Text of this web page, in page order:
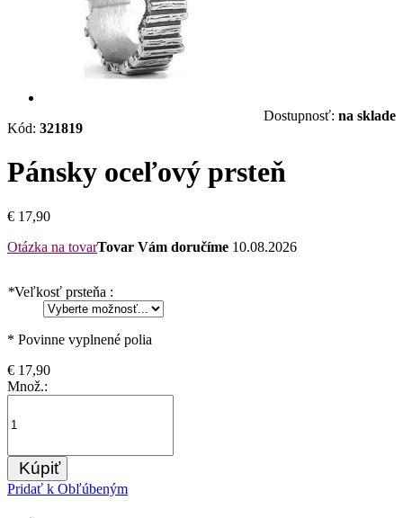
Kód: 321819
Dostupnosť: na sklade
Pánsky oceľový prsteň
€ 17,90
Otázka na tovarTovar Vám doručíme 10.08.2026
*Veľkosť prsteňa :
* Povinne vyplnené polia
€ 17,90
Množ.:
Kúpiť
Pridať k Obľúbeným